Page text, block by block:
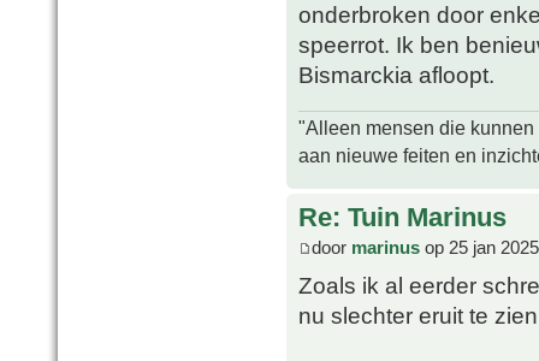
onderbroken door
speerrot. Ik ben
Bismarckia afloopt.
"Alleen mensen die
aan nieuwe feiten en
Re: Tuin Marinus
door marinus op 25 jan
Zoals ik al eerder
nu slechter eruit te